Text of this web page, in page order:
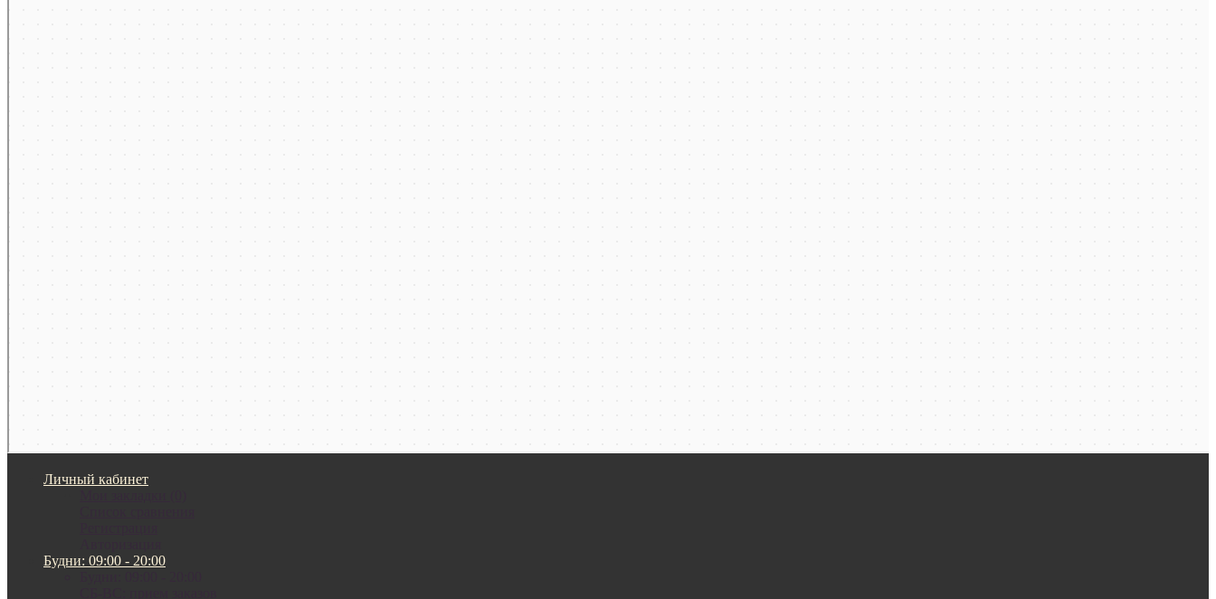
Личный кабинет
Будни: 09:00 - 20:00